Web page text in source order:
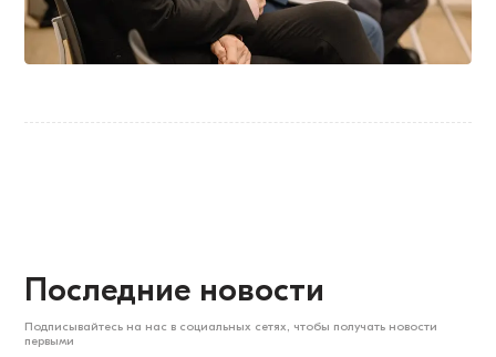
Последние новости
Подписывайтесь на нас в социальных сетях, чтобы получать новости
первыми